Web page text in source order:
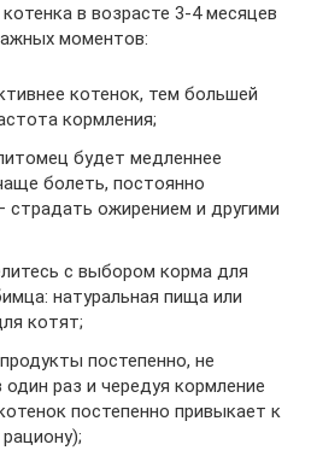
в возрасте 3-4 месяцев
моментов:
котенок, тем большей
кормления;
будет медленнее
болеть, постоянно
ожирением и другими
с выбором корма для
натуральная пища или
котят;
постепенно, не
один раз и чередуя кормление
постепенно привыкает к